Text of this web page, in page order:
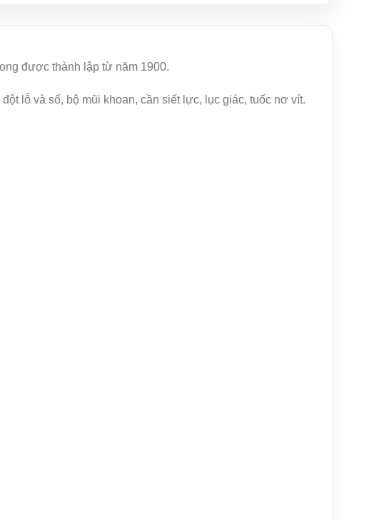
được thành lập từ năm 1900.
lỗ và số, bộ mũi khoan, cần siết lực, lục giác, tuốc nơ vít.